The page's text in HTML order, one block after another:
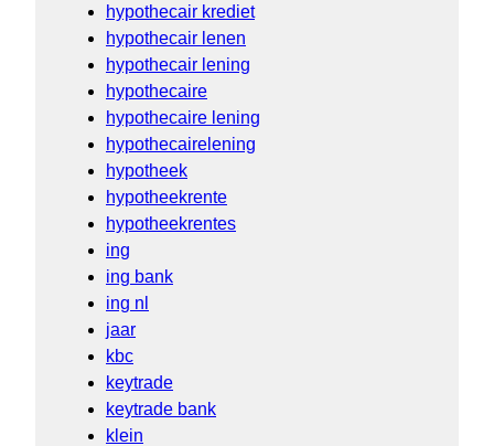
hypothecair krediet
hypothecair lenen
hypothecair lening
hypothecaire
hypothecaire lening
hypothecairelening
hypotheek
hypotheekrente
hypotheekrentes
ing
ing bank
ing nl
jaar
kbc
keytrade
keytrade bank
klein